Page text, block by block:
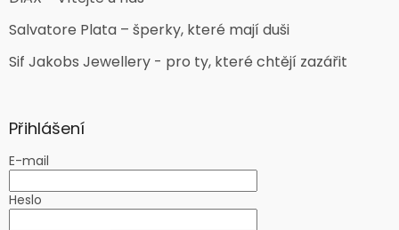
Salvatore Plata – šperky, které mají duši
Sif Jakobs Jewellery - pro ty, které chtějí zazářit
Přihlášení
E-mail
Heslo